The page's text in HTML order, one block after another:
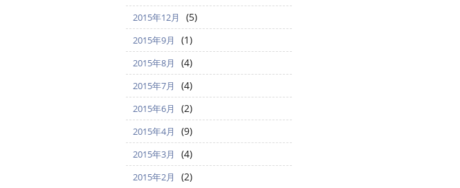
2015年12月 (5)
2015年9月 (1)
2015年8月 (4)
2015年7月 (4)
2015年6月 (2)
2015年4月 (9)
2015年3月 (4)
2015年2月 (2)